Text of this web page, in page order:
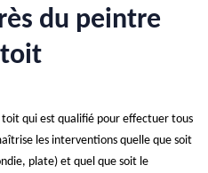
du peintre
toit
qui est qualifié pour effectuer tous
les interventions quelle que soit
plate) et quel que soit le